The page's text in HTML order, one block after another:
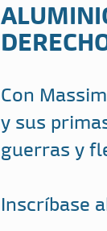
Con
y sus
guerras y
Inscríbase